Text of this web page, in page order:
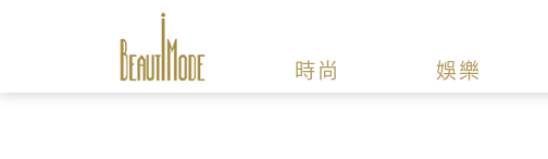
時尚 娛樂